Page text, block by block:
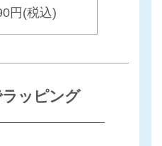
円(税込)
ッピング